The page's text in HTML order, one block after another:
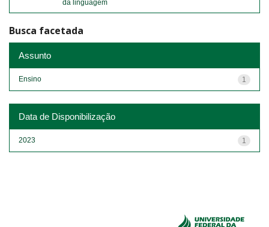
da linguagem
Busca facetada
Assunto
1
Ensino
Data de Disponibilização
1
2023